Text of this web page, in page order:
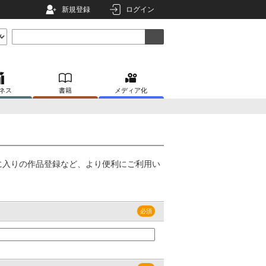
新規登録 ログイン
ス 書籍 メディア化
りの作品登録など、より便利にご利用い